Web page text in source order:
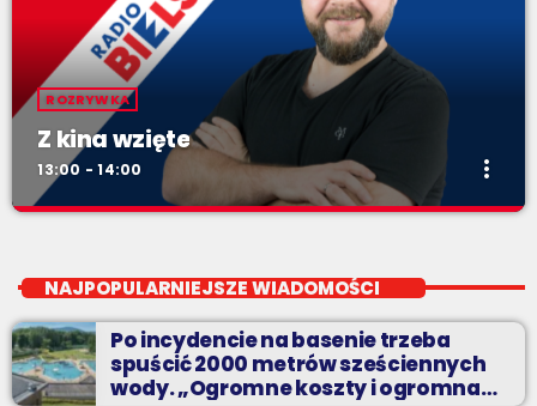
ROZRYWKA
Z kina wzięte
13:00 - 14:00 more_vert
Z Kina Wzięte to audycja w której film występuje roli głównej.
NAJPOPULARNIEJSZE WIADOMOŚCI
Po incydencie na basenie trzeba
spuścić 2000 metrów sześciennych
wody. „Ogromne koszty i ogromna